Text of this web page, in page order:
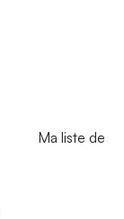
Ma liste de